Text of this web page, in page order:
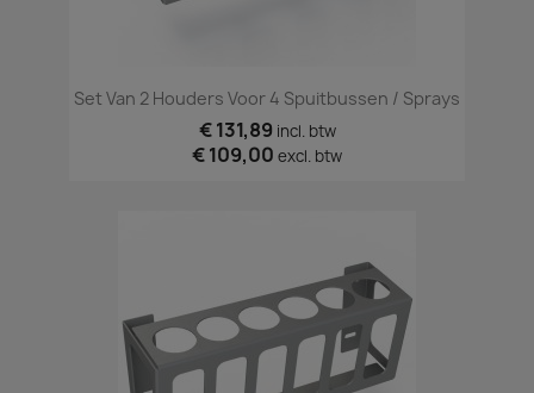
Set Van 2 Houders Voor 4 Spuitbussen / Sprays
€ 131,89 incl. btw
€ 109,00 excl. btw